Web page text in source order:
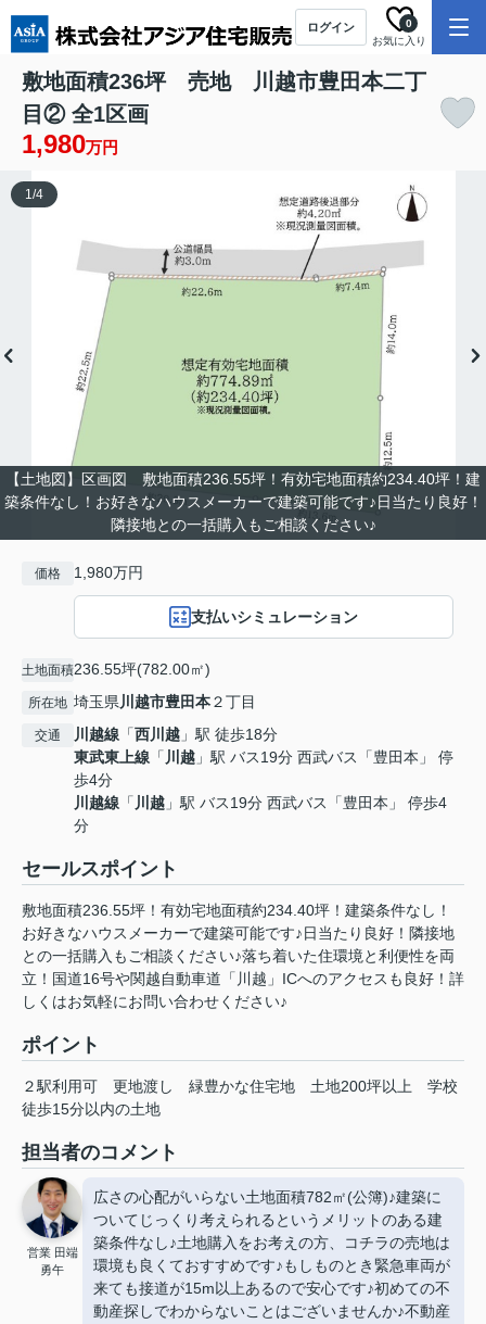
ログイン
お気に入り
0
敷地面積236坪 売地 川越市豊田本二丁
目② 全1区画
1,980万円
【土地図】区画図 敷地面積236.55坪！有効宅地面積約234.40坪！建
築条件なし！お好きなハウスメーカーで建築可能です♪日当たり良好！
隣接地との一括購入もご相談ください♪
1/4
価格 1,980万円
支払いシミュレーション
土地面積236.55坪(782.00㎡)
所在地 埼玉県川越市豊田本２丁目
交通 川越線 「西川越 」駅 徒歩18分
東武東上線 「 川越 」駅 バス19分 西武バス「豊田本」 停
歩4分
川越線 「 川越 」駅 バス19分 西武バス「豊田本」 停歩4
分
セールスポイント
敷地面積236.55坪！有効宅地面積約234.40坪！建築条件なし！
お好きなハウスメーカーで建築可能です♪日当たり良好！隣接地
との一括購入もご相談ください♪落ち着いた住環境と利便性を両
立！国道16号や関越自動車道「川越」ICへのアクセスも良好！詳
しくはお気軽にお問い合わせください♪
ポイント
２駅利用可 更地渡し 緑豊かな住宅地 土地200坪以上
学校
徒歩15分以内の土地
担当者のコメント
営業 田端
勇午
広さの心配がいらない土地面積782㎡(公簿)♪建築に
ついてじっくり考えられるというメリットのある建
築条件なし♪土地購入をお考えの方、コチラの売地は
環境も良くておすすめです♪もしものとき緊急車両が
来ても接道が15m以上あるので安心です♪初めての不
動産探しでわからないことはございませんか♪不動産